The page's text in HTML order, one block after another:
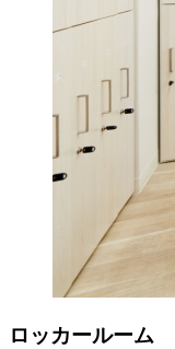
ロッカールーム